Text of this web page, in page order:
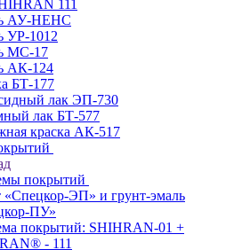
111
АУ-НЕНС
УР-1012
МС-17
АК-124
БТ-177
лак ЭП-730
лак БТ-577
краска АК-517
покрытий
«Спецкор-ЭП» и грунт-эмаль
ПУ»
покрытий: SHIHRAN-01 +
- 111